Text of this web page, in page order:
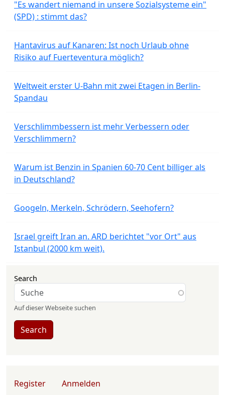
"Es wandert niemand in unsere Sozialsysteme ein"
(SPD) : stimmt das?
Hantavirus auf Kanaren: Ist noch Urlaub ohne
Risiko auf Fuerteventura möglich?
Weltweit erster U-Bahn mit zwei Etagen in Berlin-
Spandau
Verschlimmbessern ist mehr Verbessern oder
Verschlimmern?
Warum ist Benzin in Spanien 60-70 Cent billiger als
in Deutschland?
Googeln, Merkeln, Schrödern, Seehofern?
Israel greift Iran an. ARD berichtet "vor Ort" aus
Istanbul (2000 km weit).
Search
Auf dieser Webseite suchen
Search
User account menu
Register Anmelden